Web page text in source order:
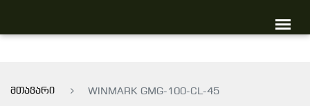
მთავარი WINMARK GMG-100-CL-45